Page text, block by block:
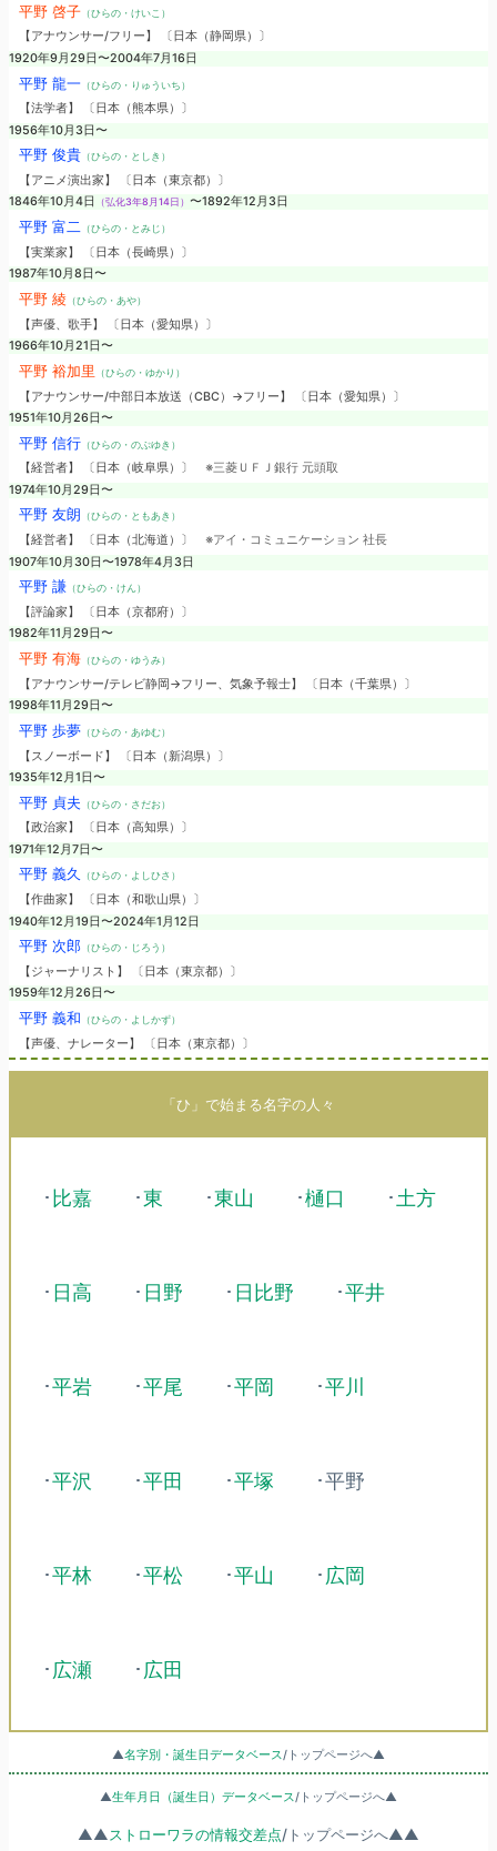
平野 啓子（ひらの・けいこ）
【アナウンサー/フリー】 〔日本（静岡県）〕
1920年9月29日〜2004年7月16日
平野 龍一（ひらの・りゅういち）
【法学者】 〔日本（熊本県）〕
1956年10月3日〜
平野 俊貴（ひらの・としき）
【アニメ演出家】 〔日本（東京都）〕
1846年10月4日
（弘化3年8月14日） 〜1892年12月3日
平野 富二 （ひらの・とみじ）
【実業家】 〔日本（長崎県）〕
1987年10月8日〜
平野 綾（ひらの・あや）
【声優、歌手】 〔日本（愛知県）〕
1966年10月21日〜
平野 裕加里 （ひらの・ゆかり）
【アナウンサー/中部日本放送（CBC）→フリー】 〔日本（愛知県）〕
1951年10月26日〜
平野 信行（ひらの・のぶゆき）
【経営者】 〔日本（岐阜県）〕 ※三菱ＵＦＪ銀行 元頭取
1974年10月29日〜
平野 友朗 （ひらの・ともあき）
【経営者】 〔日本（北海道）〕 ※アイ・コミュニケーション 社長
1907年10月30日〜1978年4月3日
平野 謙（ひらの・けん）
【評論家】 〔日本（京都府）〕
1982年11月29日〜
平野 有海（ひらの・ゆうみ）
【アナウンサー/テレビ静岡→フリー、気象予報士】 〔日本（千葉県）〕
1998年11月29日〜
平野 歩夢（ひらの・あゆむ）
【スノーボード】 〔日本（新潟県）〕
1935年12月1日〜
平野 貞夫 （ひらの・さだお）
【政治家】 〔日本（高知県）〕
1971年12月7日〜
平野 義久 （ひらの・よしひさ）
【作曲家】 〔日本（和歌山県）〕
1940年12月19日〜2024年1月12日
平野 次郎（ひらの・じろう）
【ジャーナリスト】 〔日本（東京都）〕
1959年12月26日〜
平野 義和 （ひらの・よしかず）
【声優、ナレーター】 〔日本（東京都）〕
「ひ」で始まる名字の人々
･ 比嘉 ･東 ･東山 ･樋口 ･ 土方
･ 日高 ･ 日野 ･ 日比野 ･平井
･平岩 ･平尾 ･平岡 ･平川
･平沢 ･平田 ･平塚 ･平野
･平林 ･平松 ･平山 ･ 広岡
･ 広瀬 ･ 広田
▲名字別・誕生日データベース/トップページへ▲
▲生年月日（誕生日）データベース/トップページへ▲
▲▲ストローワラの情報交差点/トップページへ▲▲